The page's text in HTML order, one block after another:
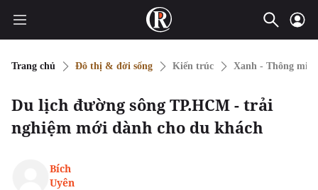
Trang chủ Đô thị & đời sống Kiến trúc Xanh - Thông
Du lịch đường sông TP.HCM - trải
nghiệm mới dành cho du khách
Bích
Uyên